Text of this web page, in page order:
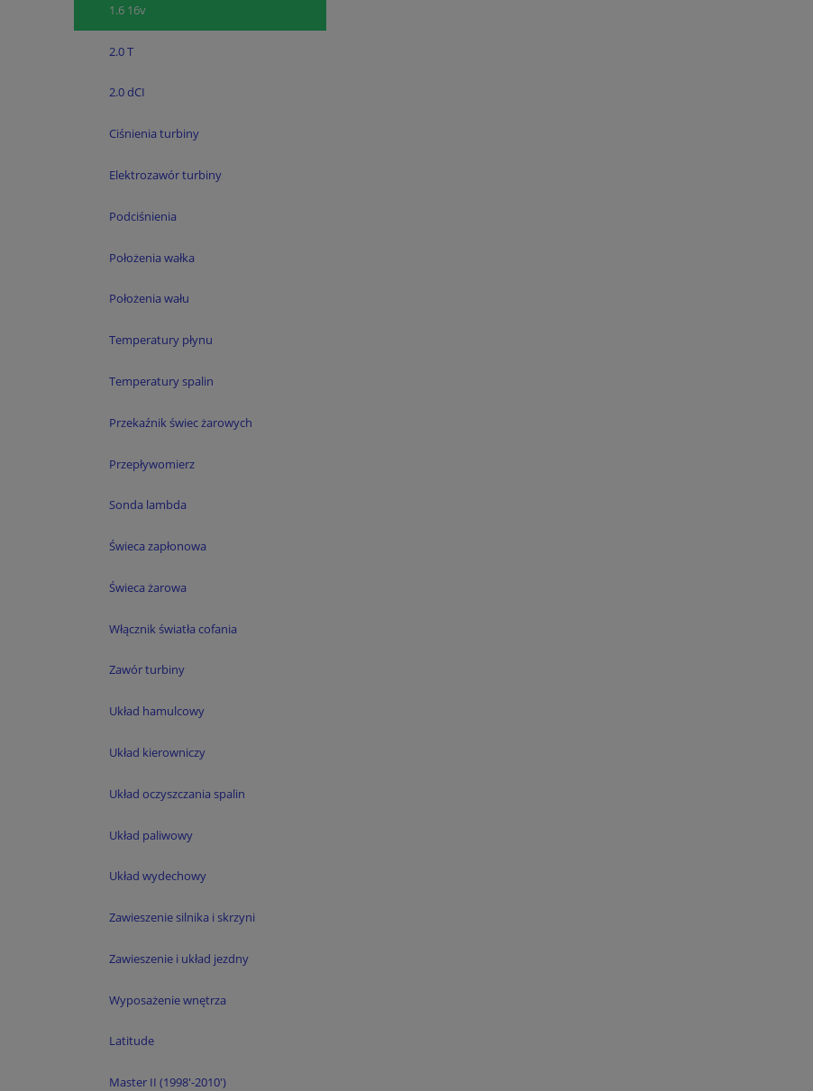
1.6 16v
2.0 T
2.0 dCI
Ciśnienia turbiny
Elektrozawór turbiny
Podciśnienia
Położenia wałka
Położenia wału
Temperatury płynu
Temperatury spalin
Przekaźnik świec żarowych
Przepływomierz
Sonda lambda
Świeca zapłonowa
Świeca żarowa
Włącznik światła cofania
Zawór turbiny
Układ hamulcowy
Układ kierowniczy
Układ oczyszczania spalin
Układ paliwowy
Układ wydechowy
Zawieszenie silnika i skrzyni
Zawieszenie i układ jezdny
Wyposażenie wnętrza
Latitude
Master II (1998'-2010')